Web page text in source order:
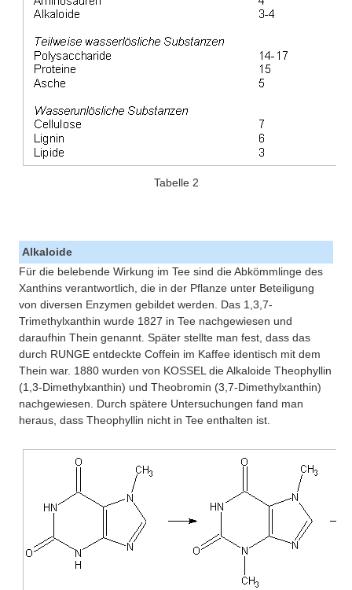
Tabelle 2
Alkaloide
Für die belebende Wirkung im Tee sind die Abkömmlinge des
Xanthins verantwortlich, die in der Pflanze unter Beteiligung
von diversen Enzymen gebildet werden. Das 1,3,7-
Trimethylxanthin wurde 1827 in Tee nachgewiesen und
daraufhin Thein genannt. Später stellte man fest, dass das
durch RUNGE entdeckte Coffein im Kaffee identisch mit dem
Thein war. 1880 wurden von KOSSEL die Alkaloide Theophyllin
(1,3-Dimethylxanthin) und Theobromin (3,7-Dimethylxanthin)
nachgewiesen. Durch spätere Untersuchungen fand man
heraus, dass Theophyllin nicht in Tee enthalten ist.